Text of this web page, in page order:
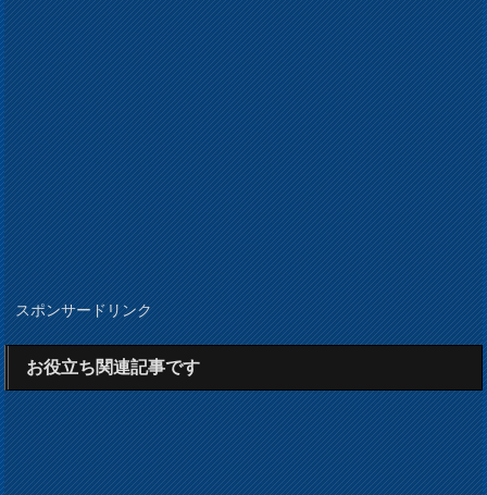
スポンサードリンク
お役立ち関連記事です